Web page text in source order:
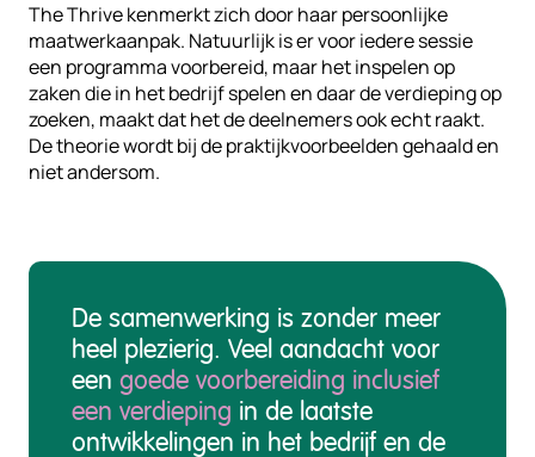
The Thrive kenmerkt zich door haar persoonlijke
maatwerkaanpak. Natuurlijk is er voor iedere sessie
een programma voorbereid, maar het inspelen op
zaken die in het bedrijf spelen en daar de verdieping op
zoeken, maakt dat het de deelnemers ook echt raakt.
De theorie wordt bij de praktijkvoorbeelden gehaald en
niet andersom.
De samenwerking is zonder meer
heel plezierig. Veel aandacht voor
een goede voorbereiding inclusief
een verdieping in de laatste
ontwikkelingen in het bedrijf en de